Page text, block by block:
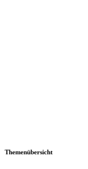
Themenübersicht